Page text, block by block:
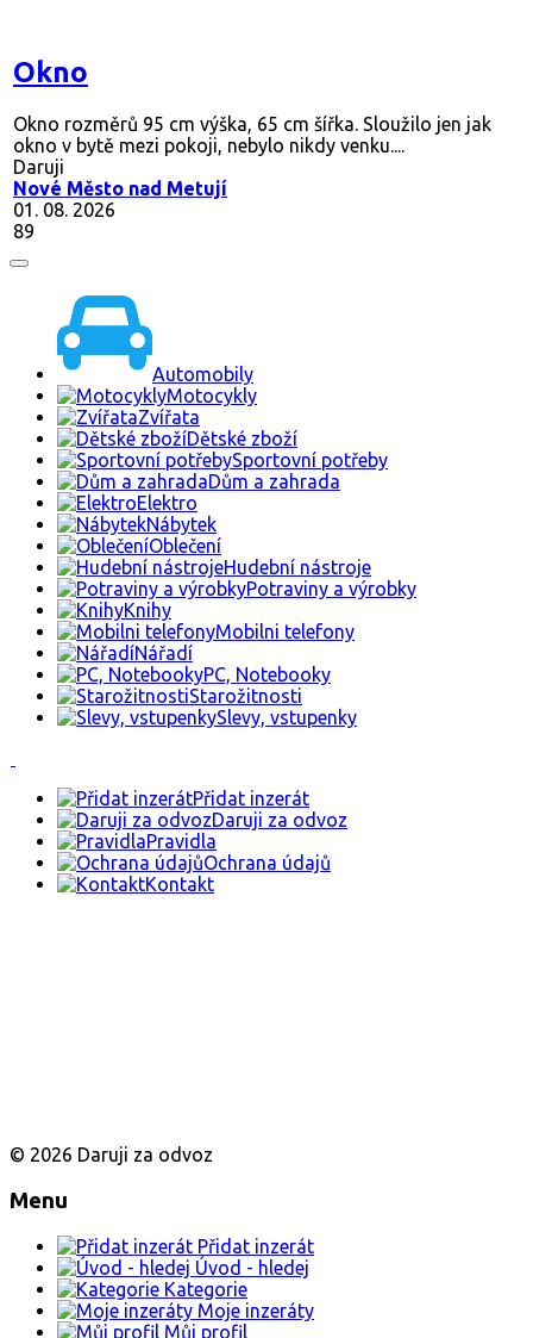
Okno
Okno rozměrů 95 cm výška, 65 cm šířka. Sloužilo jen jak
okno v bytě mezi pokoji, nebylo nikdy venku....
Daruji
Nové Město nad Metují
01. 08. 2026
89
Automobily
Motocykly
Zvířata
Dětské zboží
Sportovní potřeby
Dům a zahrada
Elektro
Nábytek
Oblečení
Hudební nástroje
Potraviny a výrobky
Knihy
Mobilni telefony
Nářadí
PC, Notebooky
Starožitnosti
Slevy, vstupenky
Přidat inzerát
Daruji za odvoz
Pravidla
Ochrana údajů
Kontakt
© 2026 Daruji za odvoz
Menu
Přidat inzerát
Úvod - hledej
Kategorie
Moje inzeráty
Můj profil